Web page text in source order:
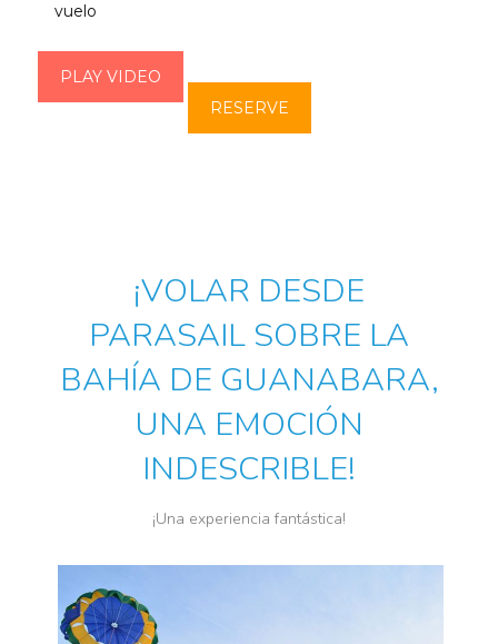
vuelo
PLAY VIDEO
RESERVE
¡VOLAR DESDE
PARASAIL SOBRE LA
BAHÍA DE GUANABARA,
UNA EMOCIÓN
INDESCRIBLE!
¡Una experiencia fantástica!